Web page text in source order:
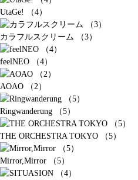
UtaGe! （4）
カラフルスクリーム （3）
feelNEO （4）
AOAO （2）
Ringwanderung （5）
THE ORCHESTRA TOKYO （5）
Mirror,Mirror （5）